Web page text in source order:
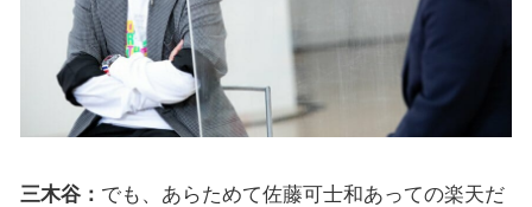
三木谷： でも、あらためて佐藤可士和あっての楽天だ